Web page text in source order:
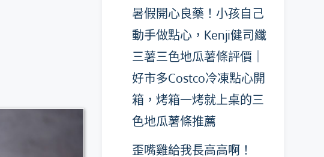
暑假開心良藥！小孩自己
動手做點心，Kenji健司纖
三薯三色地瓜薯條評價｜
好市多Costco冷凍點心開
箱，烤箱一烤就上桌的三
色地瓜薯條推薦
歪嘴雞給我長高高啊！